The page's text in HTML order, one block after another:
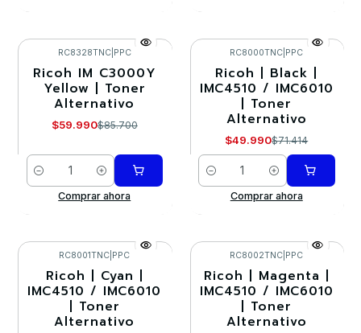
-30%
RC8328TNC| PPC
Ricoh IM C3000Y
Yellow | Toner
Alternativo
$59.990$85.700
Cantidad
Comprar ahora
-30%
RC8000TNC PPC
Ricoh | Black |
IMC4510 / IMC6010
| Toner
Alternativo
$49.990$71.414
Cantidad
Comprar ahora
-30%
RC8001TNC PPC
Ricoh | Cyan |
IMC4510 / IMC6010
| Toner
Alternativo
-30%
RC8002TNC PPC
Ricoh | Magenta |
IMC4510 / IMC6010
| Toner
Alternativo